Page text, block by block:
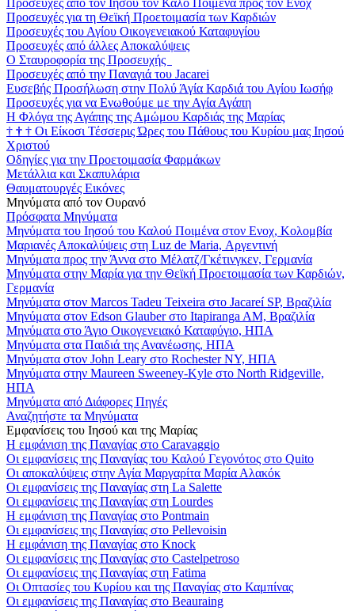
Προσευχές για τη Θεϊκή Προετοιμασία των Καρδιών
Προσευχές του Αγίου Οικογενειακού Καταφυγίου
Προσευχές από άλλες Αποκαλύψεις
Ο Σταυροφορία της Προσευχής
Προσευχές από την Παναγιά του Jacarei
Ευσεβής Προσήλωση στην Πολύ Άγία Καρδιά του Αγίου Ιωσήφ
Προσευχές για να Ενωθούμε με την Αγία Αγάπη
Η Φλόγα της Αγάπης της Αμώμου Καρδιάς της Μαρίας
† † † Οι Είκοσι Τέσσερις Ώρες του Πάθους του Κυρίου μας Ιησού
Χριστού
Οδηγίες για την Προετοιμασία Φαρμάκων
Μετάλλια και Σκαπυλάρια
Θαυματουργές Εικόνες
Μηνύματα από τον Ουρανό
Πρόσφατα Μηνύματα
Μηνύματα του Ιησού του Καλού Ποιμένα στον Ενοχ, Κολομβία
Μαριανές Αποκαλύψεις στη Luz de Maria, Αργεντινή
Μηνύματα προς την Άννα στο Μέλατζ/Γκέτινγκεν, Γερμανία
Μηνύματα στην Μαρία για την Θεϊκή Προετοιμασία των Καρδιών,
Γερμανία
Μηνύματα στον Marcos Tadeu Teixeira στο Jacareí SP, Βραζιλία
Μηνύματα στον Edson Glauber στο Itapiranga AM, Βραζιλία
Μηνύματα στο Άγιο Οικογενειακό Καταφύγιο, ΗΠΑ
Μηνύματα στα Παιδιά της Ανανέωσης, ΗΠΑ
Μηνύματα στον John Leary στο Rochester NY, ΗΠΑ
Μηνύματα στην Maureen Sweeney-Kyle στο North Ridgeville,
ΗΠΑ
Μηνύματα από Διάφορες Πηγές
Αναζητήστε τα Μηνύματα
Εμφανίσεις του Ιησού και της Μαρίας
Η εμφάνιση της Παναγίας στο Caravaggio
Οι εμφανίσεις της Παναγίας του Καλού Γεγονότος στο Quito
Οι αποκαλύψεις στην Αγία Μαργαρίτα Μαρία Αλακόκ
Οι εμφανίσεις της Παναγίας στη La Salette
Οι εμφανίσεις της Παναγίας στη Lourdes
Η εμφάνιση της Παναγίας στο Pontmain
Οι εμφανίσεις της Παναγίας στο Pellevoisin
Η εμφάνιση της Παναγίας στο Knock
Οι εμφανίσεις της Παναγίας στο Castelpetroso
Οι εμφανίσεις της Παναγίας στη Fatima
Οι Οπτασίες του Κυρίου και της Παναγίας στο Καμπίνας
Οι εμφανίσεις της Παναγίας στο Beauraing